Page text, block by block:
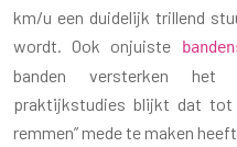
km/u een duidelijk trillend
wordt. Ook onjuiste
banden versterken het
praktijkstudies blijkt dat tot
remmen” mede te maken